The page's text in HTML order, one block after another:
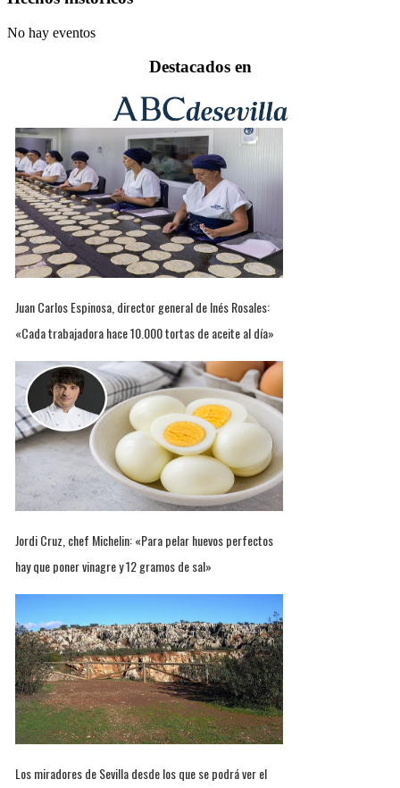
No hay eventos
Destacados en
Juan Carlos Espinosa, director general de Inés Rosales:
«Cada trabajadora hace 10.000 tortas de aceite al día»
Jordi Cruz, chef Michelin: «Para pelar huevos perfectos
hay que poner vinagre y 12 gramos de sal»
Los miradores de Sevilla desde los que se podrá ver el